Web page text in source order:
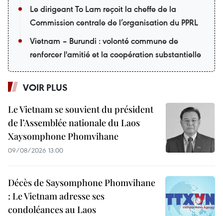
Le dirigeant To Lam reçoit la cheffe de la
Commission centrale de l’organisation du PPRL
Vietnam – Burundi : volonté commune de
renforcer l'amitié et la coopération substantielle
VOIR PLUS
Le Vietnam se souvient du président
de l’Assemblée nationale du Laos
Xaysomphone Phomvihane
09/08/2026 13:00
Décès de Saysomphone Phomvihane
: Le Vietnam adresse ses
condoléances au Laos